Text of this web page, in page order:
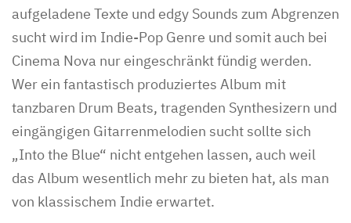
aufgeladene Texte und edgy Sounds zum Abgrenzen
sucht wird im Indie-Pop Genre und somit auch bei
Cinema Nova nur eingeschränkt fündig werden.
Wer ein fantastisch produziertes Album mit
tanzbaren Drum Beats, tragenden Synthesizern und
eingängigen Gitarrenmelodien sucht sollte sich
„Into the Blue“ nicht entgehen lassen, auch weil
das Album wesentlich mehr zu bieten hat, als man
von klassischem Indie erwartet.